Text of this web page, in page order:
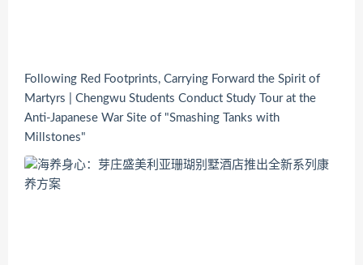
Following Red Footprints, Carrying Forward the Spirit of
Martyrs | Chengwu Students Conduct Study Tour at the
Anti-Japanese War Site of "Smashing Tanks with
Millstones"